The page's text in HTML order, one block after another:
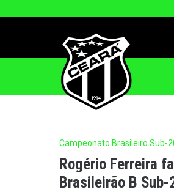
Campeonato Brasileiro Sub-
Rogério Ferreira
Brasileirão B